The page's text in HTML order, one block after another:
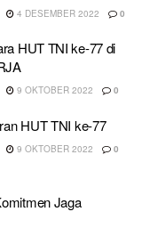
4 DESEMBER 2022 0
HUT TNI ke-77 di
9 OKTOBER 2022 0
HUT TNI ke-77
9 OKTOBER 2022 0
Jaga